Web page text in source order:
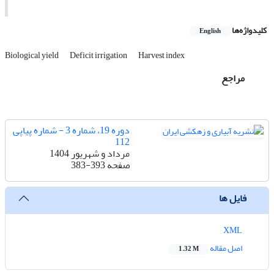
کلیدواژه‌ها English
Biological yield Deficit irrigation Harvest index
مراجع
دوره 19، شماره 3 - شماره پیاپی
112
مرداد و شهریور 1404
صفحه383-393
فایل ها
اصل مقاله
1.32 M